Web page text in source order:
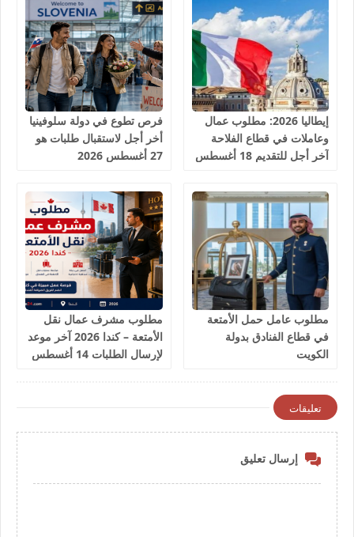
إيطاليا 2026: مطلوب عمال
وعاملات في قطاع الفلاحة
آخر أجل للتقديم 18 أغسطس
فرص تطوع في دولة سلوفينيا
أخر أجل لاستقبال طلبات هو
27 أغسطس 2026
مطلوب عامل حمل الأمتعة
في قطاع الفنادق بدولة
الكويت
مطلوب مشرف عمال نقل
الأمتعة – كندا 2026 آخر موعد
لإرسال الطلبات 14 أغسطس
تعليقات
إرسال تعليق